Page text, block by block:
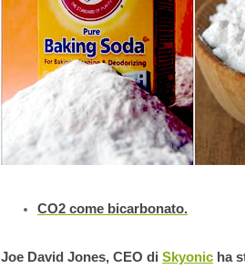
CO2 come bicarbonato.
Joe David Jones, CEO di Skyonic ha